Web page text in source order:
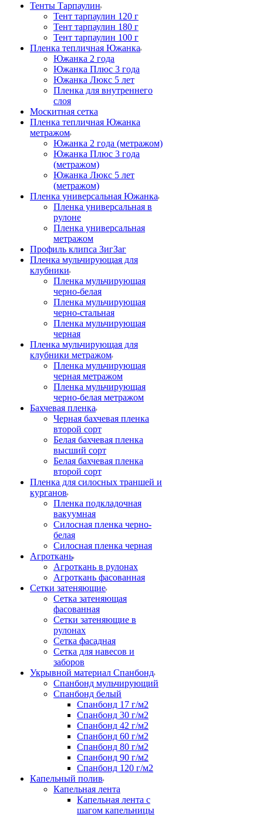
Тенты Тарпаулин
Тент тарпаулин 120 г
Тент тарпаулин 180 г
Тент тарпаулин 100 г
Пленка тепличная Южанка
Южанка 2 года
Южанка Плюс 3 года
Южанка Люкс 5 лет
Пленка для внутреннего
слоя
Москитная сетка
Пленка тепличная Южанка
метражом
Южанка 2 года (метражом)
Южанка Плюс 3 года
(метражом)
Южанка Люкс 5 лет
(метражом)
Пленка универсальная Южанка
Пленка универсальная в
рулоне
Пленка универсальная
метражом
Профиль клипса ЗигЗаг
Пленка мульчирующая для
клубники
Пленка мульчирующая
черно-белая
Пленка мульчирующая
черно-стальная
Пленка мульчирующая
черная
Пленка мульчирующая для
клубники метражом
Пленка мульчирующая
черная метражом
Пленка мульчирующая
черно-белая метражом
Бахчевая пленка
Черная бахчевая пленка
второй сорт
Белая бахчевая пленка
высший сорт
Белая бахчевая пленка
второй сорт
Пленка для силосных траншей и
курганов
Пленка подкладочная
вакуумная
Силосная пленка черно-
белая
Силосная пленка черная
Агроткань
Агроткань в рулонах
Агроткань фасованная
Сетки затеняющие
Сетка затеняющая
фасованная
Сетки затеняющие в
рулонах
Сетка фасадная
Сетка для навесов и
заборов
Укрывной материал Спанбонд
Спанбонд мульчирующий
Спанбонд белый
Спанбонд 17 г/м2
Спанбонд 30 г/м2
Спанбонд 42 г/м2
Спанбонд 60 г/м2
Спанбонд 80 г/м2
Спанбонд 90 г/м2
Спанбонд 120 г/м2
Капельный полив
Капельная лента
Капельная лента с
шагом капельницы